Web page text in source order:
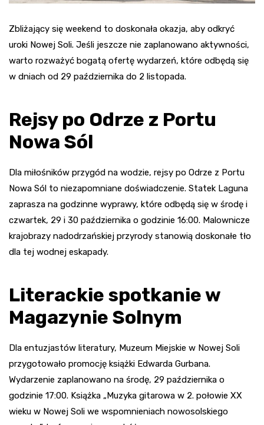
Zbliżający się weekend to doskonała okazja, aby odkryć
uroki Nowej Soli. Jeśli jeszcze nie zaplanowano aktywności,
warto rozważyć bogatą ofertę wydarzeń, które odbędą się
w dniach od 29 października do 2 listopada.
Rejsy po Odrze z Portu
Nowa Sól
Dla miłośników przygód na wodzie, rejsy po Odrze z Portu
Nowa Sól to niezapomniane doświadczenie. Statek Laguna
zaprasza na godzinne wyprawy, które odbędą się w środę i
czwartek, 29 i 30 października o godzinie 16:00. Malownicze
krajobrazy nadodrzańskiej przyrody stanowią doskonałe tło
dla tej wodnej eskapady.
Literackie spotkanie w
Magazynie Solnym
Dla entuzjastów literatury, Muzeum Miejskie w Nowej Soli
przygotowało promocję książki Edwarda Gurbana.
Wydarzenie zaplanowano na środę, 29 października o
godzinie 17:00. Książka „Muzyka gitarowa w 2. połowie XX
wieku w Nowej Soli we wspomnieniach nowosolskiego